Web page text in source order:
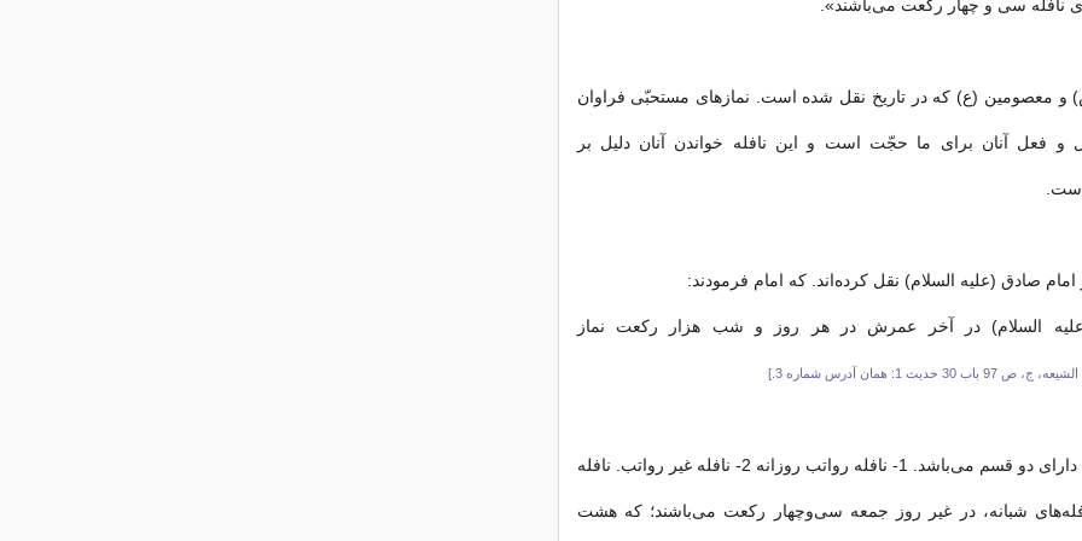
نافله سی و چهار ركعت می‌باشند».
و معصومین (ع) كه در تاریخ نقل شده است. نمازهای مستحبّی فراوان
و فعل آنان برای ما حجّت است و این نافله خواندن آنان دلیل بر
صادق (علیه السلام) نقل كرده‌اند. كه امام فرمودند:
السلام) در آخر عمرش در هر روز و شب هزار ركعت نماز
ص 97 باب 30 حدیث 1: همان آدرس شماره 3.]
نافله در باب صلاة دارای دو قسم می‌باشد. 1- نافله رواتب روزانه 2- نافله غیر رواتب. نافله
شبانه، در غیر روز جمعه سی‌وچهار ركعت می‌باشند؛ كه هشت